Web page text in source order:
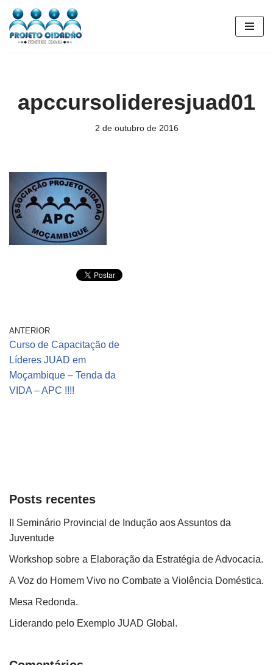
Pular
apccursolideresjuad01
2 de outubro de 2016
ANTERIOR
Curso de Capacitação de
Líderes JUAD em
Moçambique – Tenda da
VIDA – APC !!!!
Posts recentes
II Seminário Provincial de Indução aos Assuntos da
Juventude
Workshop sobre a Elaboração da Estratégia de Advocacia.
A Voz do Homem Vivo no Combate a Violência Doméstica.
Mesa Redonda.
Liderando pelo Exemplo JUAD Global.